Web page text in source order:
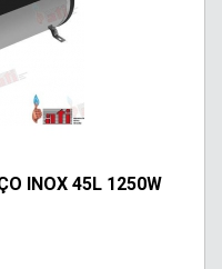
INOX 45L 1250W